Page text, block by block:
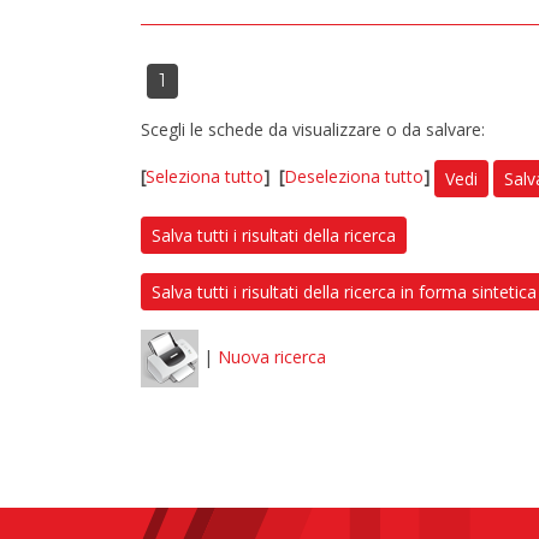
1
Scegli le schede da visualizzare o da salvare:
[Seleziona tutto] [Deseleziona tutto] Vedi
Salva tutti i risultati della ricerca
Salva tutti i risultati della ricerca in forma sintetica
| Nuova ricerca